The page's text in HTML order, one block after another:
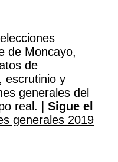
de Moncayo,
de
escrutinio y
generales del
real. | Sigue el
generales 2019